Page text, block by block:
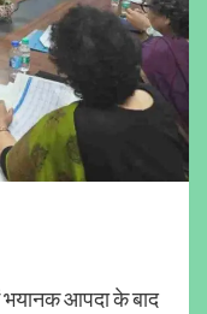
भयानक आपदा के बाद